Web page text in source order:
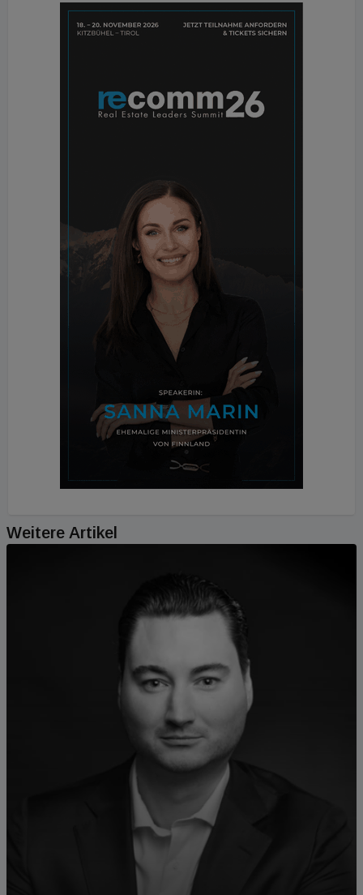
Weitere Artikel